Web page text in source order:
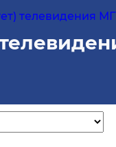
телевидения